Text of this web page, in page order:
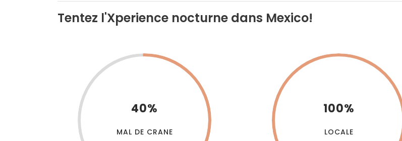
Tentez l'Xperience nocturne dans Mexico!
40%
MAL DE CRANE
100%
LOCALE